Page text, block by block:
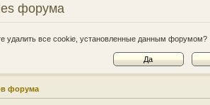
форума
удалить все cookie, установленные данным форумом?
форума